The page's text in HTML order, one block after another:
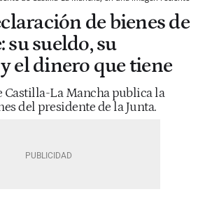
de bienes de
su sueldo, su
el dinero que tiene
La Mancha publica la
del presidente de la Junta.